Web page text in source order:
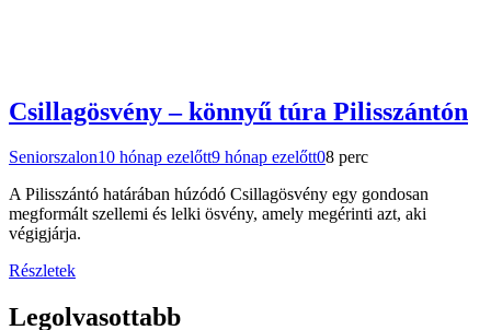
Csillagösvény – könnyű túra Pilisszántón
Seniorszalon10 hónap ezelőtt9 hónap ezelőtt08 perc
A Pilisszántó határában húzódó Csillagösvény egy gondosan
megformált szellemi és lelki ösvény, amely megérinti azt, aki
végigjárja.
Részletek
Legolvasottabb